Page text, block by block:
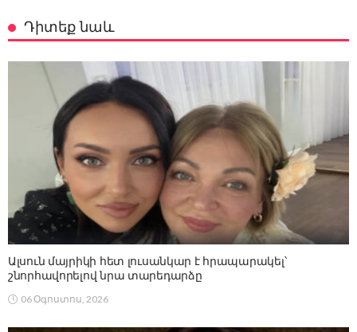
Դիտեք նաև
Ալսուն մայրիկի հետ լուսանկար է հրապարակել՝
շնորհավորելով նրա տարեդարձը
06 Օգոստոս, 2026